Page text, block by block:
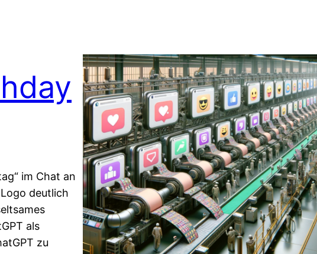
im Chat an
deutlich
als
zu